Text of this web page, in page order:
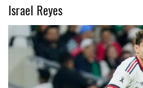
Israel Reyes